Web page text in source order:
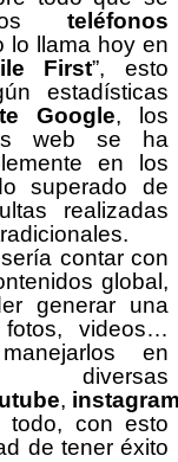
teléfonos
lo llama hoy en
First”, esto
estadísticas
Google, los
web se ha
en los
superado de
realizadas
contar con
global,
generar una
videos…
en
diversas
,
todo, con esto
de tener éxito